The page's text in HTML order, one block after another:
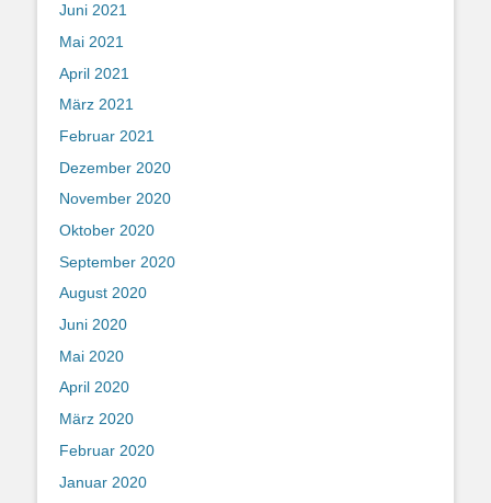
Juni 2021
Mai 2021
April 2021
März 2021
Februar 2021
Dezember 2020
November 2020
Oktober 2020
September 2020
August 2020
Juni 2020
Mai 2020
April 2020
März 2020
Februar 2020
Januar 2020